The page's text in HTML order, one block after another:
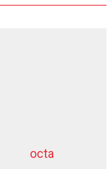
octa
dziļurbums